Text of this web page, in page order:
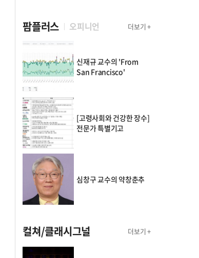
팜플러스 오피니언 더보기 +
신재규 교수의 'From
San Francisco'
[고령사회와 건강한 장수]
전문가 특별기고
심창구 교수의 약창춘추
컬쳐/클래시그널 더보기 +